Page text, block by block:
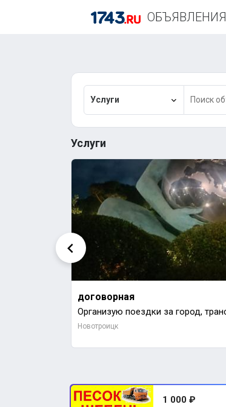
ОБЪЯВЛЕНИЯ
Услуги
Услуги
договорная
Новотроицк
1 000 ₽